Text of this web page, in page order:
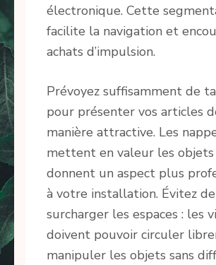
électronique. Cette
facilite la navigation et
achats d’impulsion.
Prévoyez suffisamment de
pour présenter vos articles
manière attractive. Les
mettent en valeur les
donnent un aspect plus
à votre installation. Évitez de
surcharger les espaces : les
doivent pouvoir circuler
manipuler les objets sans